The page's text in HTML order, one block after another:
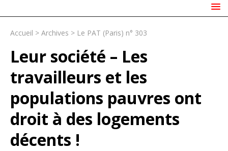
Accueil > Archives > Le PAT (Paris) n° 303
Leur société – Les
travailleurs et les
populations pauvres ont
droit à des logements
décents !